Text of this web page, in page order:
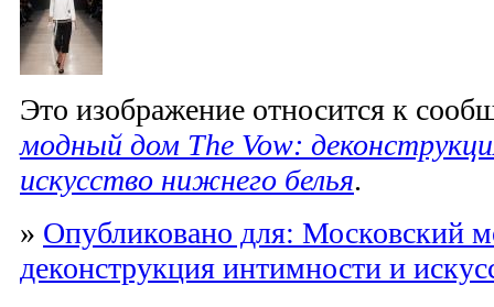
Это изображение относится к
модный дом The Vow:
искусство нижнего белья.
» Опубликовано для: Московский
деконструкция интимности и